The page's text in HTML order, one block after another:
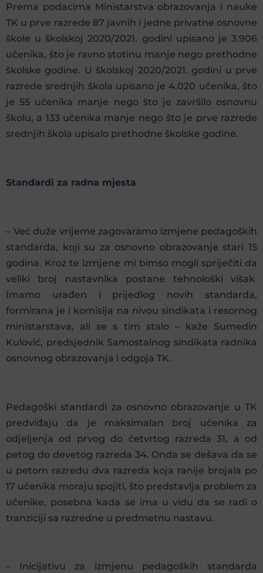
Prema podacima Ministarstva obrazovanja i nauke
TK u prve razrede 87 javnih i jedne privatne osnovne
škole u školskoj 2020/2021. godini upisano je 3.906
učenika, što je ravno stotinu manje nego prethodne
školske godine. U školskoj 2020/2021. godini u prve
razrede srednjih škola upisano je 4.020 učenika, što
je 55 učenika manje nego što je završilo osnovnu
školu, a 133 učenika manje nego što je prve razrede
srednjih škola upisalo prethodne školske godine.
Standardi za radna mjesta
– Već duže vrijeme zagovaramo izmjene pedagoških
standarda, koji su za osnovno obrazovanje stari 15
godina. Kroz te izmjene mi bimso mogli spriječiti da
veliki broj nastavnika postane tehnološki višak.
Imamo urađen i prijedlog novih standarda,
formirana je i komisija na nivou sindikata i resornog
ministarstava, ali se s tim stalo – kaže Sumedin
Kulović, predsjednik Samostalnog sindikata radnika
osnovnog obrazovanja i odgoja TK.
Pedagoški standardi za osnovno obrazovanje u TK
predviđaju da je maksimalan broj učenika za
odjeljenja od prvog do četvrtog razreda 31, a od
petog do devetog razreda 34. Onda se dešava da se
u petom razredu dva razreda koja ranije brojala po
17 učenika moraju spojiti, što predstavlja problem za
učenike, posebna kada se ima u vidu da se radi o
tranziciji sa razredne u predmetnu nastavu.
– Inicijativu za izmjenu pedagoških standarda